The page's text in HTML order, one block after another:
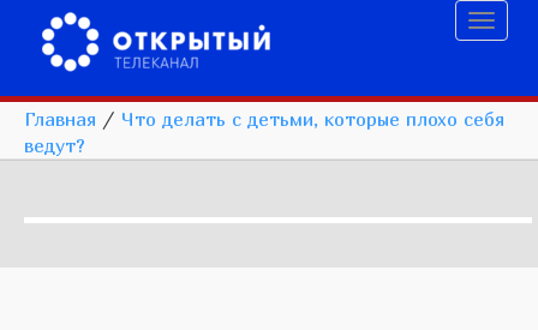
Главная / Что делать с детьми, которые плохо себя
ведут?